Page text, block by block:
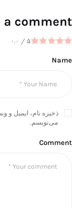
a comment
۰.۰ / ۵
Name
ذخیره نام، ایمیل و
می‌نویسم.
Comment